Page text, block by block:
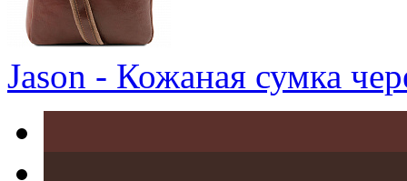
Jason - Кожаная сумка